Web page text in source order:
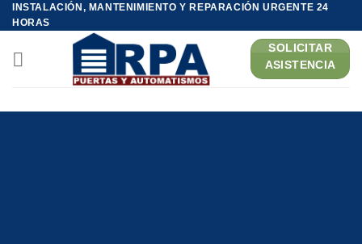
Saltar
al
contenido
INSTALACIÓN, MANTENIMIENTO Y REPARACIÓN URGENTE 24
HORAS
SOLICITAR
ASISTENCIA